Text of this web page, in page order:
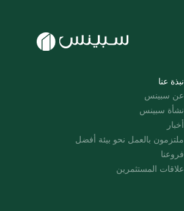
نبذة عنا
عن سبينس
نشأة سبينس
أخبار
ملتزمون بالعمل نحو بيئة أفضل
فروعنا
علاقات المستثمرين